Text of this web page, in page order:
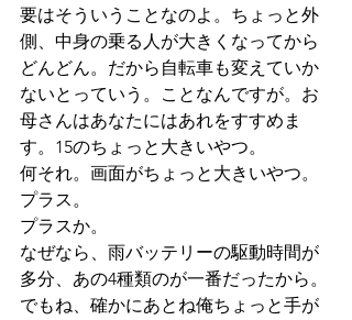
要はそういうことなのよ。ちょっと外
側、中身の乗る人が大きくなってから
どんどん。だから自転車も変えていか
ないとっていう。ことなんですが。お
母さんはあなたにはあれをすすめま
す。15のちょっと大きいやつ。
何それ。画面がちょっと大きいやつ。
プラス。
プラスか。
なぜなら、雨バッテリーの駆動時間が
多分、あの4種類のが一番だったから。
でもね、確かにあとね俺ちょっと手が